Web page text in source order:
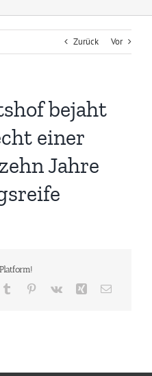
Zurück Vor
bejaht
einer
Jahre
Tumblr Pinterest
Vk Xing E-